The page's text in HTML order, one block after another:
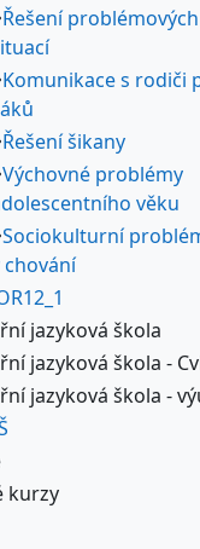
Řešení
Komunikace s rodiči
Řešení šikany
Výchovné problémy
věku
Sociokulturní
chování
jazyková škola
jazyková škola -
jazyková škola -
kurzy